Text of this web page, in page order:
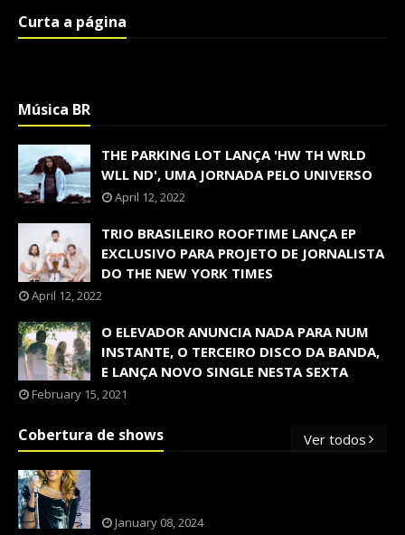
Curta a página
Música BR
THE PARKING LOT LANÇA 'HW TH WRLD
WLL ND', UMA JORNADA PELO UNIVERSO
April 12, 2022
TRIO BRASILEIRO ROOFTIME LANÇA EP
EXCLUSIVO PARA PROJETO DE JORNALISTA
DO THE NEW YORK TIMES
April 12, 2022
O ELEVADOR ANUNCIA NADA PARA NUM
INSTANTE, O TERCEIRO DISCO DA BANDA,
E LANÇA NOVO SINGLE NESTA SEXTA
February 15, 2021
Cobertura de shows Ver todos
January 08, 2024